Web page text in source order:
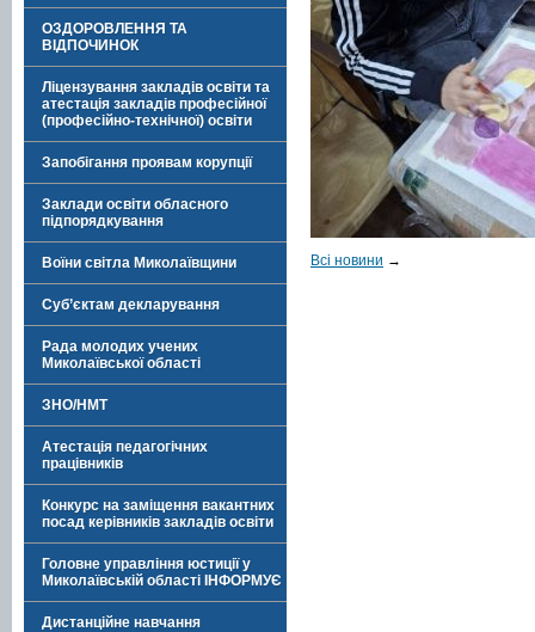
ОЗДОРОВЛЕННЯ ТА
ВІДПОЧИНОК
Ліцензування закладів освіти та
атестація закладів професійної
(професійно-технічної) освіти
Запобігання проявам корупції
Заклади освіти обласного
підпорядкування
Воїни світла Миколаївщини
Суб’єктам декларування
Рада молодих учених
Миколаївської області
ЗНО/НМТ
Атестація педагогічних
працівників
Конкурс на заміщення вакантних
посад керівників закладів освіти
Головне управління юстиції у
Миколаївській області ІНФОРМУЄ
Дистанційне навчання
Всі новини →